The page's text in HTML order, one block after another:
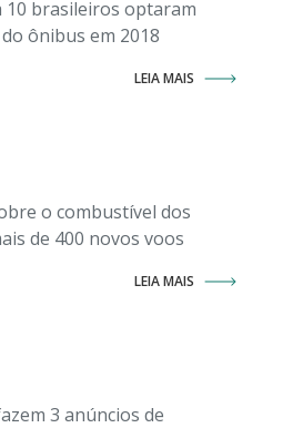
10 brasileiros optaram
ônibus em 2018
LEIA MAIS
o combustível dos
de 400 novos voos
LEIA MAIS
3 anúncios de